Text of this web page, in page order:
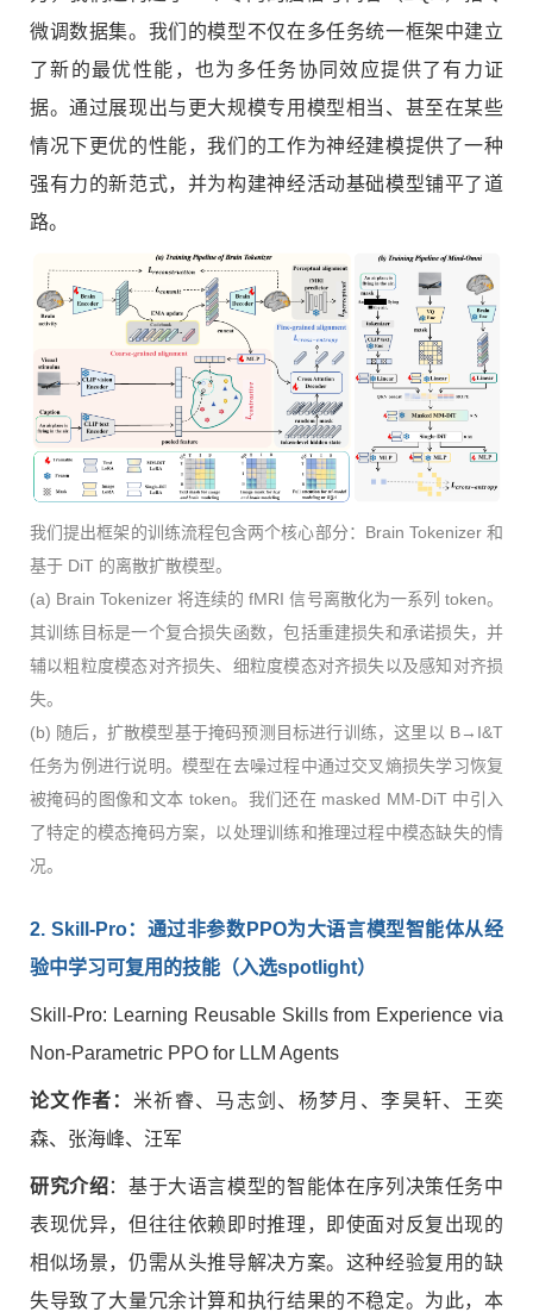
微调数据集。我们的模型不仅在多任务统一框架中建立
了新的最优性能，也为多任务协同效应提供了有力证
据。通过展现出与更大规模专用模型相当、甚至在某些
情况下更优的性能，我们的工作为神经建模提供了一种
强有力的新范式，并为构建神经活动基础模型铺平了道
路。
我们提出框架的训练流程包含两个核心部分：Brain Tokenizer 和
基于 DiT 的离散扩散模型。
(a) Brain Tokenizer 将连续的 fMRI 信号离散化为一系列 token。
其训练目标是一个复合损失函数，包括重建损失和承诺损失，并
辅以粗粒度模态对齐损失、细粒度模态对齐损失以及感知对齐损
失。
(b) 随后，扩散模型基于掩码预测目标进行训练，这里以 B→I&T
任务为例进行说明。模型在去噪过程中通过交叉熵损失学习恢复
被掩码的图像和文本 token。我们还在 masked MM-DiT 中引入
了特定的模态掩码方案，以处理训练和推理过程中模态缺失的情
况。
2. Skill-Pro：通过非参数 PPO为大语言模型智能体从经
验中学习可复用的技能（入选spotlight）
Skill-Pro: Learning Reusable Skills from Experience via
Non-Parametric PPO for LLM Agents
论文作者 ： 米祈睿、马志剑、杨梦月、李昊轩、王奕
森、张海峰、汪军
研究介绍：基于大语言模型的智能体在序列决策任务中
表现优异，但往往依赖即时推理，即使面对反复出现的
相似场景，仍需从头推导解决方案。这种经验复用的缺
失导致了大量冗余计算和执行结果的不稳定。为此，本